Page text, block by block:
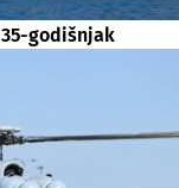
godišnjak